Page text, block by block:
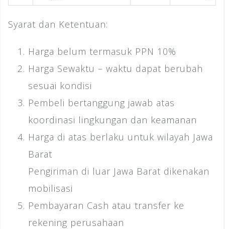
Syarat dan Ketentuan:
Harga belum termasuk PPN 10%
Harga Sewaktu – waktu dapat berubah
sesuai kondisi
Pembeli bertanggung jawab atas
koordinasi lingkungan dan keamanan
Harga di atas berlaku untuk wilayah Jawa
Barat
Pengiriman di luar Jawa Barat dikenakan
mobilisasi
Pembayaran Cash atau transfer ke
rekening perusahaan